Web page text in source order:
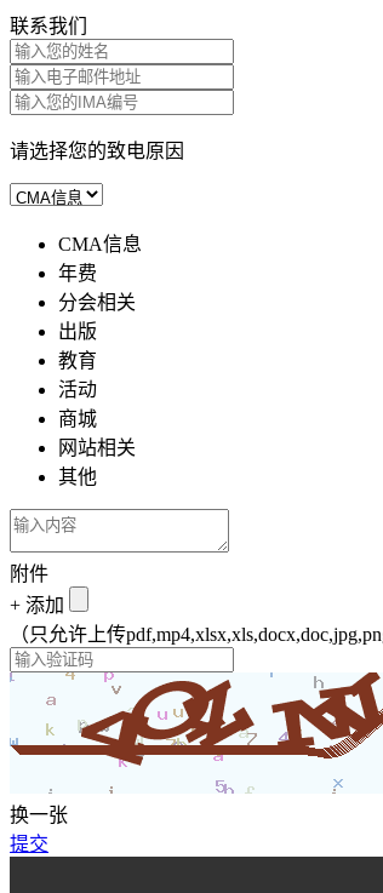
联系我们
请选择您的致电原因
CMA信息
年费
分会相关
出版
教育
活动
商城
网站相关
其他
附件
+ 添加
（只允许上传
换一张
提交